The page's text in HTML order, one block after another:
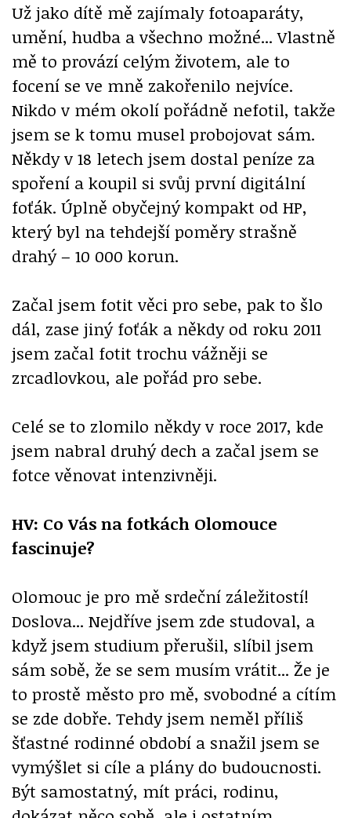
Už jako dítě mě zajímaly fotoaparáty,
umění, hudba a všechno možné... Vlastně
mě to provází celým životem, ale to
focení se ve mně zakořenilo nejvíce.
Nikdo v mém okolí pořádně nefotil, takže
jsem se k tomu musel probojovat sám.
Někdy v 18 letech jsem dostal peníze za
spoření a koupil si svůj první digitální
foťák. Úplně obyčejný kompakt od HP,
který byl na tehdejší poměry strašně
drahý – 10 000 korun.
Začal jsem fotit věci pro sebe, pak to šlo
dál, zase jiný foťák a někdy od roku 2011
jsem začal fotit trochu vážněji se
zrcadlovkou, ale pořád pro sebe.
Celé se to zlomilo někdy v roce 2017, kde
jsem nabral druhý dech a začal jsem se
fotce věnovat intenzivněji.
HV: Co Vás na fotkách Olomouce
fascinuje?
Olomouc je pro mě srdeční záležitostí!
Doslova... Nejdříve jsem zde studoval, a
když jsem studium přerušil, slíbil jsem
sám sobě, že se sem musím vrátit... Že je
to prostě město pro mě, svobodné a cítím
se zde dobře. Tehdy jsem neměl příliš
šťastné rodinné období a snažil jsem se
vymýšlet si cíle a plány do budoucnosti.
Být samostatný, mít práci, rodinu,